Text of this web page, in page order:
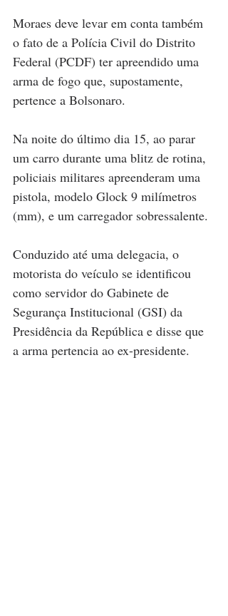
Moraes deve levar em conta também
o fato de a Polícia Civil do Distrito
Federal (PCDF) ter apreendido uma
arma de fogo que, supostamente,
pertence a Bolsonaro.
Na noite do último dia 15, ao parar
um carro durante uma blitz de rotina,
policiais militares apreenderam uma
pistola, modelo Glock 9 milímetros
(mm), e um carregador sobressalente.
Conduzido até uma delegacia, o
motorista do veículo se identificou
como servidor do Gabinete de
Segurança Institucional (GSI) da
Presidência da República e disse que
a arma pertencia ao ex-presidente.